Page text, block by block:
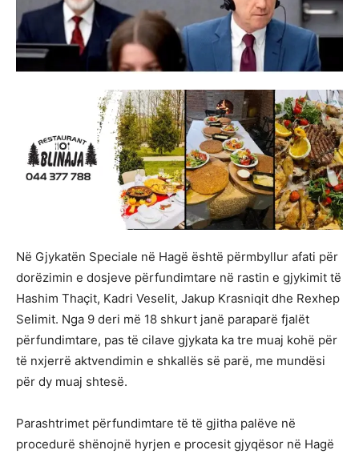
Në Gjykatën Speciale në Hagë është përmbyllur afati për
dorëzimin e dosjeve përfundimtare në rastin e gjykimit të
Hashim Thaçit, Kadri Veselit, Jakup Krasniqit dhe Rexhep
Selimit. Nga 9 deri më 18 shkurt janë paraparë fjalët
përfundimtare, pas të cilave gjykata ka tre muaj kohë për
të nxjerrë aktvendimin e shkallës së parë, me mundësi
për dy muaj shtesë.
Parashtrimet përfundimtare të të gjitha palëve në
procedurë shënojnë hyrjen e procesit gjyqësor në Hagë